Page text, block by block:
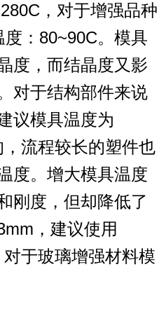
，对于增强品种
：80~90C。模具
度，而结晶度又影
对于结构部件来说
议模具温度为
流程较长的塑件也
度。增大模具温度
刚度，但却降低了
，建议使用
于玻璃增强材料模